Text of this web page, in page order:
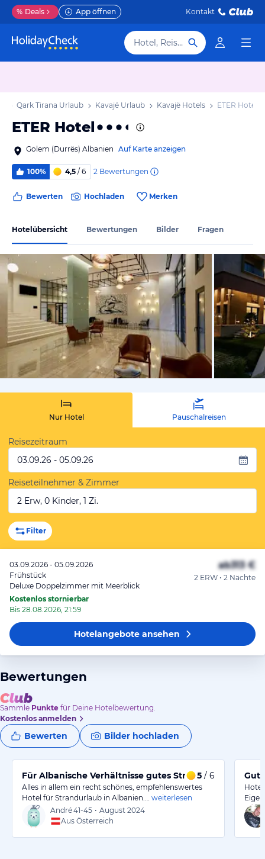
% Deals App öffnen Kontakt
Hotel, Reiseziel
Qark Tirana Urlaub Kavajë Urlaub Kavajë Hotels ETER Hotel
ETER Hotel
Golem (Durrës) Albanien Auf Karte anzeigen
100% 4,5 / 6 2 Bewertungen
Bewerten Hochladen Merken
Hotelübersicht Bewertungen Bilder Fragen
von
Nur Hotel Pauschalreisen
Reisezeitraum
03.09.26 - 05.09.26
Reiseteilnehmer & Zimmer
2 Erw, 0 Kinder, 1 Zi.
Filter
03.09.2026 - 05.09.2026
Frühstück
Deluxe Doppelzimmer mit Meerblick
Kostenlos stornierbar
Bis 28.08.2026, 21:59
ab313 €
2 ERW • 2 Nächte
Hotelangeboteansehen
Bewertungen
Sammle Punkte für Deine Hotelbewertung.
Kostenlos anmelden
Bewerten Bilder hochladen
Für Albanische Verhältnisse gutes Strandhotel
5 / 6
Alles in allem ein recht schönes, empfehlenswertes
Hotel für Strandurlaub in Albanien.…
weiterlesen
André41-45 • August 2024
Aus Österreich